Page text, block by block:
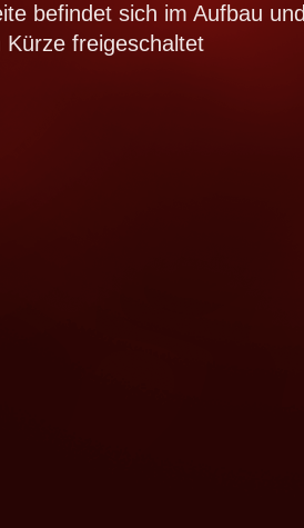
befindet sich im Aufbau und
Kürze freigeschaltet